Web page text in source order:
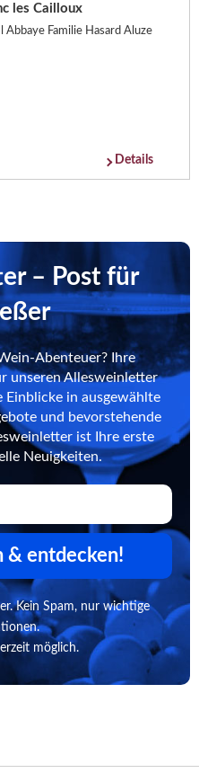
les Cailloux
Abbaye Familie Hasard Aluze
Details
– Post für
Abenteuer? Ihre
unseren Allesweinletter
Einblicke in ausgewählte
und bevorstehende
ist Ihre erste
Neuigkeiten.
& entdecken!
Kein Spam, nur wichtige
möglich.